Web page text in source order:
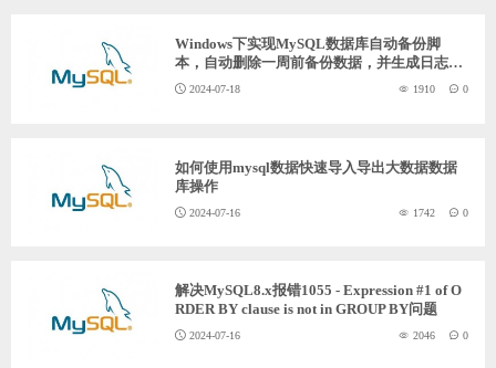
Windows下实现MySQL数据库自动备份脚
本，自动删除一周前备份数据，并生成日志文
件2024-07-18 1910 0
如何使用mysql数据快速导入导出大数据数据
库操作
2024-07-16 1742 0
解决MySQL8.x报错1055 - Expression #1 of O
RDER BY clause is not in GROUP BY问题
2024-07-16 2046 0